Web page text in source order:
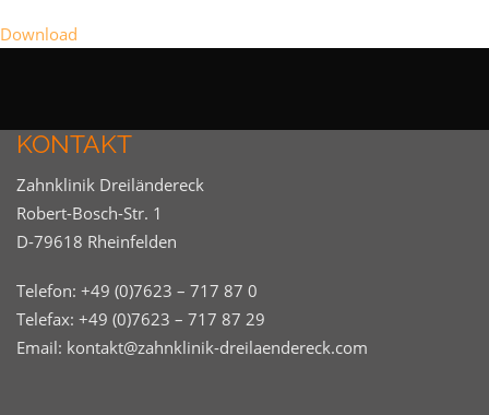
Download
KONTAKT
Zahnklinik Dreiländereck
Robert-Bosch-Str. 1
D-79618 Rheinfelden
Telefon: +49 (0)7623 – 717 87 0
Telefax: +49 (0)7623 – 717 87 29
Email: kontakt@zahnklinik-dreilaendereck.com